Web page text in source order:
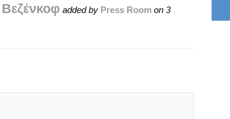
added by Press Roomon 3